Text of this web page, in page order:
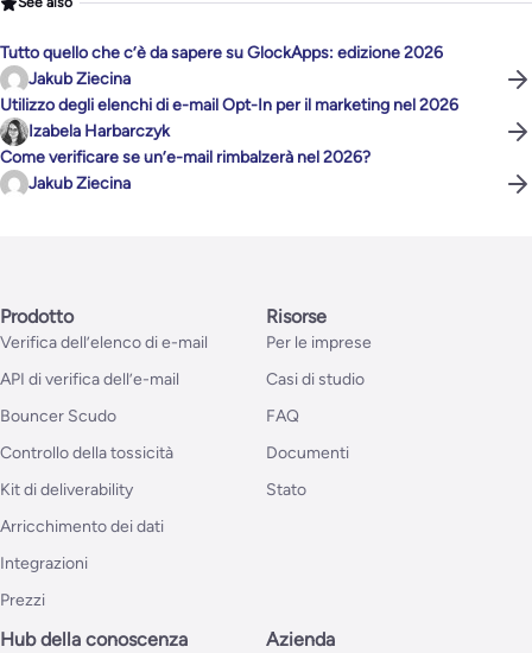
Tutto quello che c’è da sapere su GlockApps: edizione 2026
Jakub Ziecina
Utilizzo degli elenchi di e-mail Opt-In per il marketing nel 2026
Izabela Harbarczyk
Come verificare se un’e-mail rimbalzerà nel 2026?
Jakub Ziecina
Prodotto
Verifica dell’elenco di e-mail
API di verifica dell’e-mail
Bouncer Scudo
Controllo della tossicità
Kit di deliverability
Arricchimento dei dati
Integrazioni
Prezzi
Risorse
Per le imprese
Casi di studio
FAQ
Documenti
Stato
Hub della conoscenza Azienda